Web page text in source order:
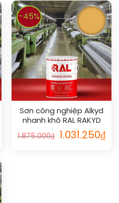
-45%
Sơn công nghiệp Alkyd
nhanh khô RAL RAKYD
QD 1017
1.875.000₫ 1.031.250₫